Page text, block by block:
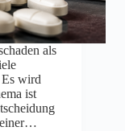
als
Es wird
ist
einer…